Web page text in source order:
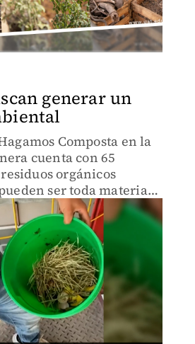
generar un
Composta en la
cuenta con 65
orgánicos
ser toda materia
tipo de composta.